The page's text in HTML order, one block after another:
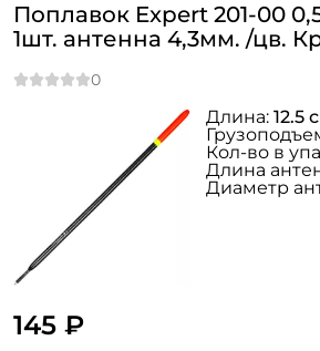
Поплавок Expert 201-00
1шт. антенна 4,3мм. /цв.
145 ₽
Длина: 12.5
Кол-во в
Длина
Диаметр